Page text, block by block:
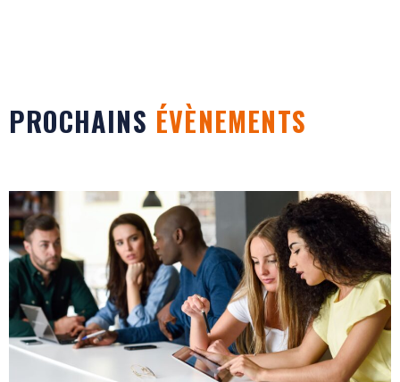
PROCHAINS ÉVÈNEMENTS